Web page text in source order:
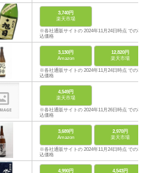
3,740円
楽天市場
※各社通販サイトの 2024年11月24日時点 での税
込価格
3,130円
Amazon
12,820円
楽天市場
※各社通販サイトの 2024年11月24日時点 での税
込価格
4,549円
楽天市場
※各社通販サイトの 2024年11月26日時点 での税
込価格
3,689円
Amazon
2,970円
楽天市場
※各社通販サイトの 2024年11月24日時点 での税
込価格
4,990円
4,543円